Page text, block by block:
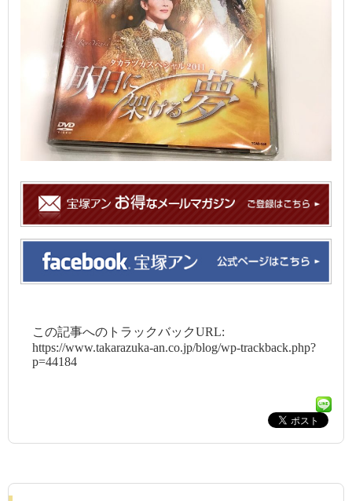
この記事へのトラックバックURL:
https://www.takarazuka-an.co.jp/blog/wp-trackback.php?
p=44184